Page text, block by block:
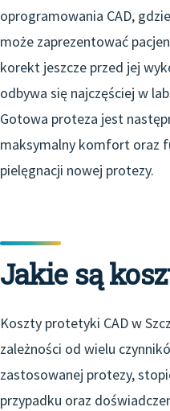
oprogramowania CAD,
może zaprezentować
korekt jeszcze przed jej
odbywa się najczęściej w
Gotowa proteza jest
maksymalny komfort oraz
pielęgnacji nowej protezy.
Jakie są
Koszty protetyki CAD w
zależności od wielu
zastosowanej protezy,
przypadku oraz